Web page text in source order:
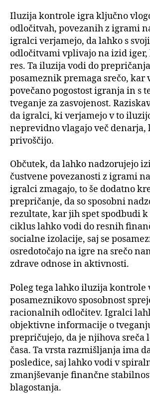
Iluzija kontrole igra ključno
odločitvah, povezanih z igrami
igralci verjamejo, da lahko s
odločitvami vplivajo na izid iger,
res. Ta iluzija vodi do
posameznik premaga srečo, kar
povečano pogostost igranja in s
tveganje za zasvojenost.
da igralci, ki verjamejo v to
neprevidno vlagajo več denarja,
privoščijo.
Občutek, da lahko nadzorujejo
čustvene povezanosti z igrami
igralci zmagajo, to še dodatno
prepričanje, da so sposobni
rezultate, kar jih spet spodbudi
ciklus lahko vodi do resnih
socialne izolacije, saj se
osredotočajo na igre na srečo
zdrave odnose in aktivnosti.
Poleg tega lahko iluzija kontrole
posameznikovo sposobnost
racionalnih odločitev. Igralci
objektivne informacije o
prepričujejo, da je njihova sreča
časa. Ta vrsta razmišljanja ima
posledice, saj lahko vodi v
zmanjševanje finančne
blagostanja.